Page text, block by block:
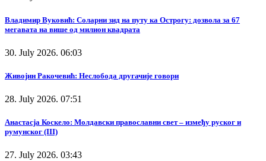
Владимир Вуковић: Соларни зид на путу ка Острогу: дозвола за 67
мегавата на више од милион квадрата
30. July 2026. 06:03
Живојин Ракочевић: Неслобода другачије говори
28. July 2026. 07:51
Анастасја Коскело: Молдавски православни свет – између руског и
румунског (III)
27. July 2026. 03:43